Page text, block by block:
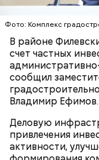
Фото: Комплекс
В районе
счет частных
сообщил
Владимир Ефимов.
Деловую
привлечения
активности,
Обеспечение
безопасности
В романе
литераторов
Михаил Берлиоз,
старинном доме.
Тверском
несколько
Российская
Московская
Сегодня здесь
институт имени